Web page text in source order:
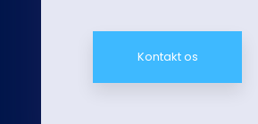
Kontakt os